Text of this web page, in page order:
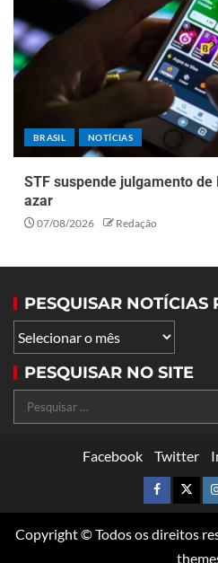
BRASIL NOTÍCIAS
STF suspende julgamento
azar
07/08/2026 Redação
PESQUISAR NOTÍCIAS
PESQUISAR NO SITE
Facebook Twitter
Copyright © Todos os direitos